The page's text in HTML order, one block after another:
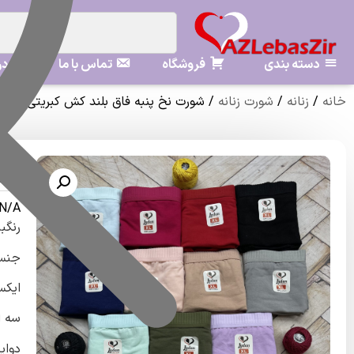
دسته بندی فروشگاه تماس با ما
خانه / زنانه / شورت زنانه / شورت نخ پنبه فاق بلند کش کبریتی ساده
A
رنگبندی12 طرح رنگ
سه